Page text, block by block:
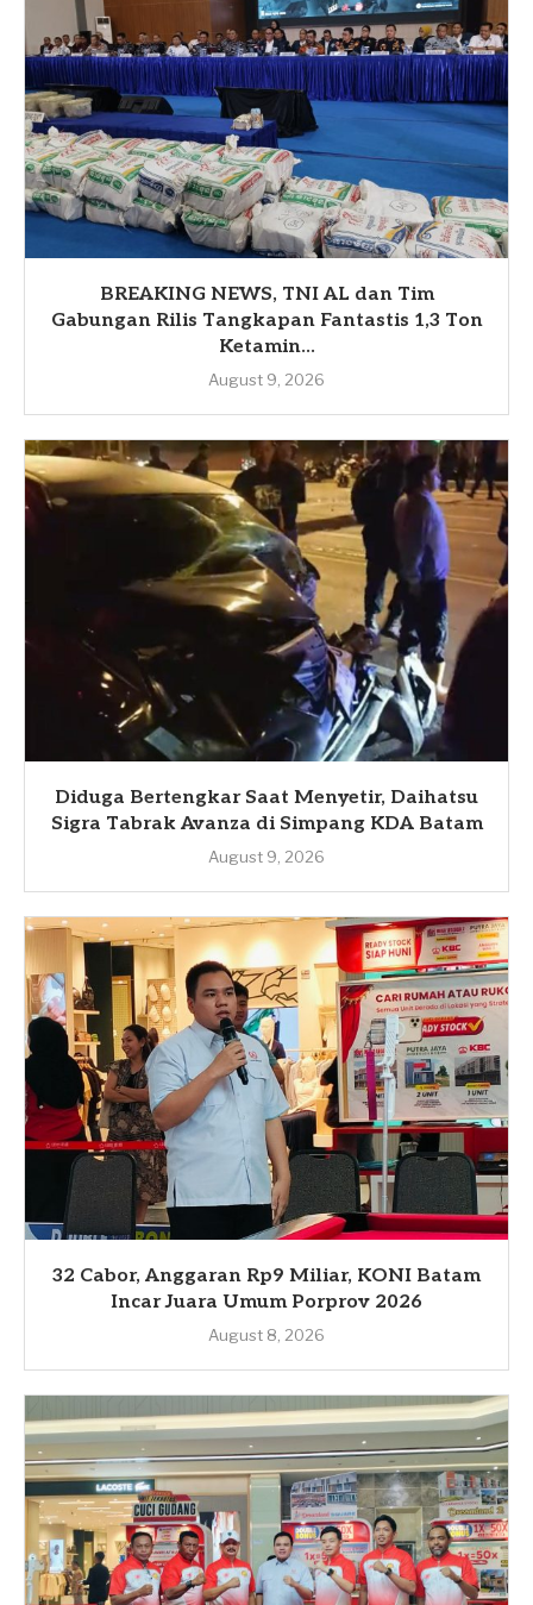
BREAKING NEWS, TNI AL dan Tim
Gabungan Rilis Tangkapan Fantastis 1,3 Ton
Ketamin...
August 9, 2026
Diduga Bertengkar Saat Menyetir, Daihatsu
Sigra Tabrak Avanza di Simpang KDA Batam
August 9, 2026
32 Cabor, Anggaran Rp9 Miliar, KONI Batam
Incar Juara Umum Porprov 2026
August 8, 2026